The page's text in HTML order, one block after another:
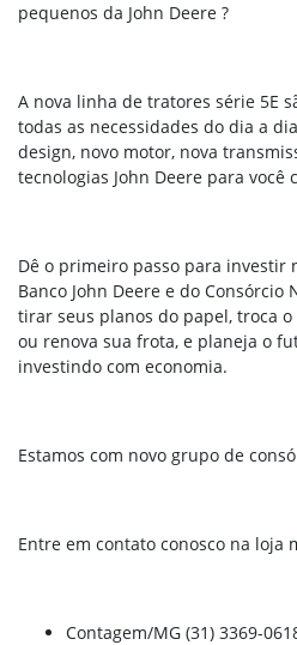
pequenos da John Deere ?
A nova linha de tratores série 5E
todas as necessidades do dia a
design, novo motor, nova
tecnologias John Deere para você
Dê o primeiro passo para investir
Banco John Deere e do Consórcio
tirar seus planos do papel, troca
ou renova sua frota, e planeja o
investindo com economia.
Estamos com novo grupo de
Entre em contato conosco na loja
Contagem/MG (31) 3369-